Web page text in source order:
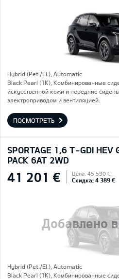
Hybrid (Pet./El.), Automatic
Black Pearl (1K), Комбинированные
искусственной кожи и передние
электроприводом и вентиляцией.
ПОСМОТРЕТЬ
SPORTAGE 1,6 T-GDI HEV
PACK 6AT 2WD
Добавлено
41 201 € Цена: 45 590 €
Скидка: 4 389 €
Hybrid (Pet./El.), Automatic
Black Pearl (1K), Комбинированные